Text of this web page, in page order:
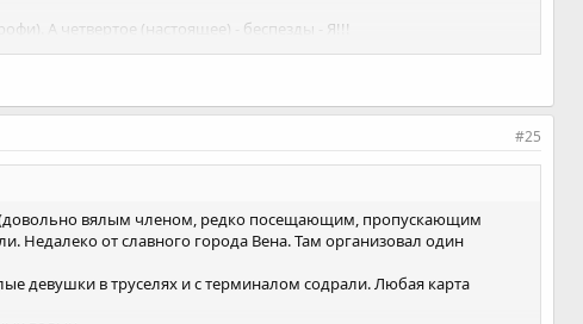
А четвертое (настоящее) - беспезды - Я!!!
порох в пороховницах!
#25
(довольно вялым членом, редко посещающим, пропускающим
Недалеко от славного города Вена. Там организовал один
девушки в труселях и с терминалом содрали. Любая карта